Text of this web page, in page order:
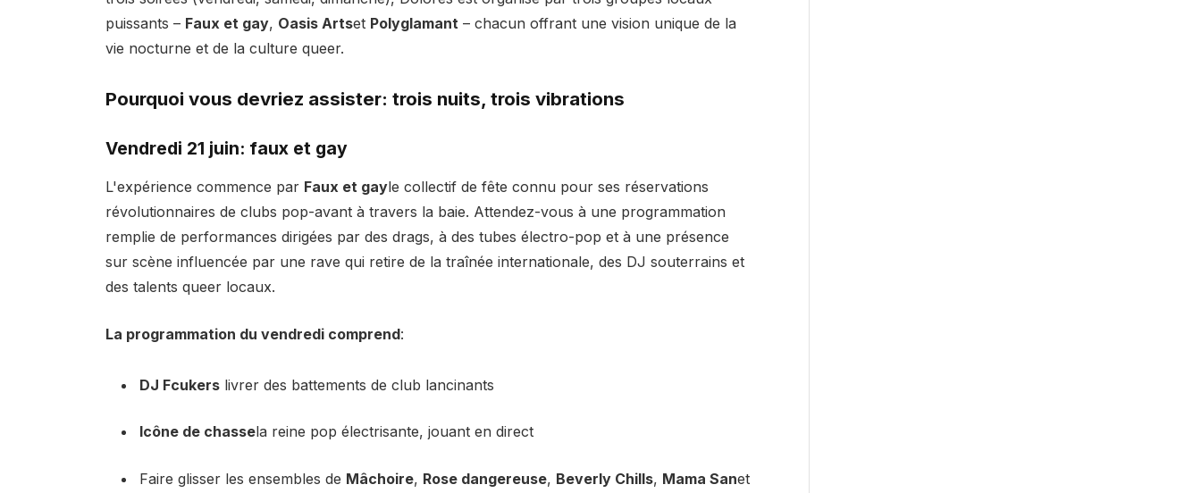
puissants – Faux et gay, Oasis Artset Polyglamant – chacun offrant une vision unique de la
vie nocturne et de la culture queer.
Pourquoi vous devriez assister: trois nuits, trois vibrations
Vendredi 21 juin: faux et gay
L'expérience commence par Faux et gayle collectif de fête connu pour ses réservations
révolutionnaires de clubs pop-avant à travers la baie. Attendez-vous à une programmation
remplie de performances dirigées par des drags, à des tubes électro-pop et à une présence
sur scène influencée par une rave qui retire de la traînée internationale, des DJ souterrains et
des talents queer locaux.
La programmation du vendredi comprend:
DJ Fcukerslivrer des battements de club lancinants
Icône de chassela reine pop électrisante, jouant en direct
Faire glisser les ensembles de Mâchoire, Rose dangereuse, Beverly Chills, Mama Sanet